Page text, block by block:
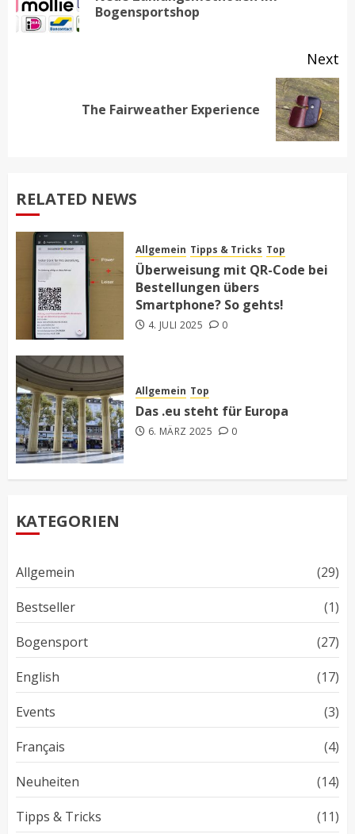
Bogensportshop
Next
The Fairweather Experience
RELATED NEWS
Allgemein Tipps & Tricks Top
Überweisung mit QR-Code bei
Bestellungen übers
Smartphone? So gehts!
4. JULI 2025 0
Allgemein Top
Das .eu steht für Europa
6. MÄRZ 2025 0
KATEGORIEN
Allgemein
(29)
Bestseller
(1)
Bogensport
(27)
English
(17)
Events
(3)
Français
(4)
Neuheiten
(14)
Tipps & Tricks
(11)